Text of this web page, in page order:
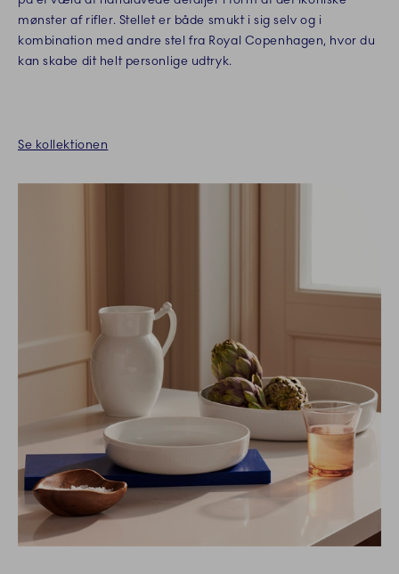
mønster af rifler. Stellet er både smukt i sig selv og i
kombination med andre stel fra Royal Copenhagen, hvor du
kan skabe dit helt personlige udtryk.
Se kollektionen